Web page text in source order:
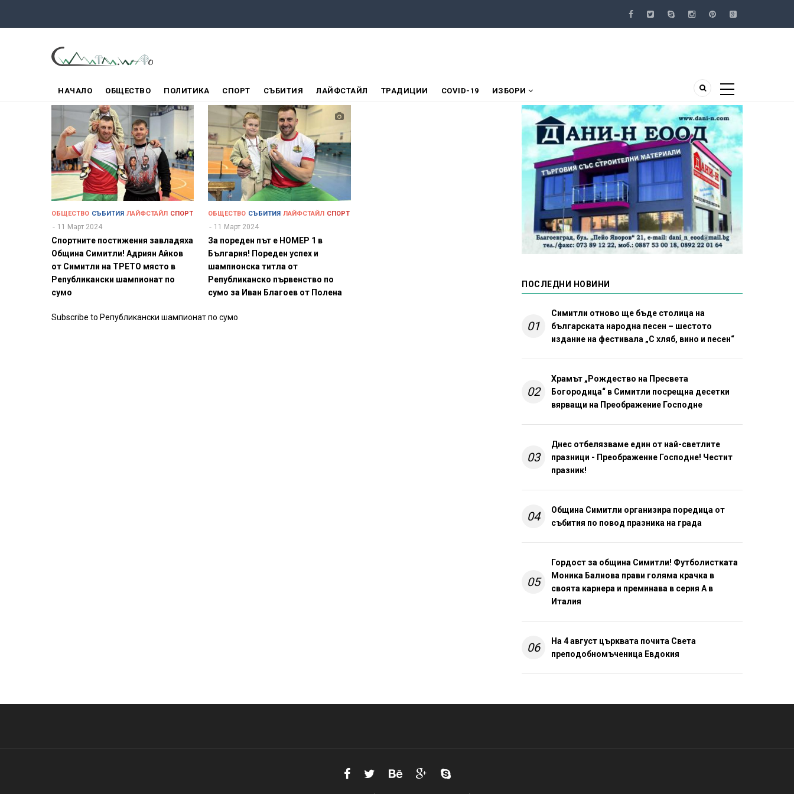
МЕНЮ
НАЧАЛО ОБЩЕСТВО ПОЛИТИКА СПОРТ СЪБИТИЯ ЛАЙФСТАЙЛ ТРАДИЦИИ COVID-19 ИЗБОРИ
ОБЩЕСТВО СЪБИТИЯ ЛАЙФСТАЙЛ СПОРТ
11 Март 2024
Спортните постижения завладяха
Община Симитли! Адриян Айков
от Симитли на ТРЕТО място в
Републикански шампионат по
сумо
ОБЩЕСТВО СЪБИТИЯ ЛАЙФСТАЙЛ СПОРТ
11 Март 2024
За пореден път е НОМЕР 1 в
България! Пореден успех и
шампионска титла от
Републиканско първенство по
сумо за Иван Благоев от Полена
Subscribe to Републикански шампионат по сумо
ПОСЛЕДНИ НОВИНИ
01
Симитли отново ще бъде столица на
българската народна песен – шестото
издание на фестивала „С хляб, вино и песен“
02
Храмът „Рождество на Пресвета
Богородица“ в Симитли посрещна десетки
вярващи на Преображение Господне
03
Днес отбелязваме един от най-светлите
празници - Преображение Господне! Честит
празник!
04
Община Симитли организира поредица от
събития по повод празника на града
05
Гордост за община Симитли! Футболистката
Моника Балиова прави голяма крачка в
своята кариера и преминава в серия А в
Италия
06
На 4 август църквата почита Света
преподобномъченица Евдокия